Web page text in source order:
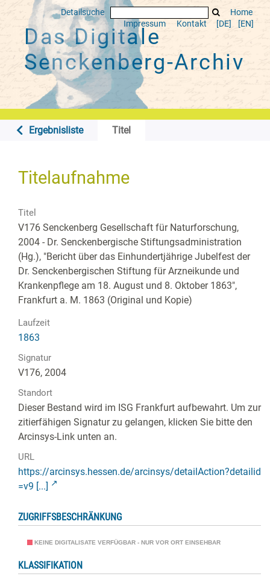
Detailsuche
Home
Impressum
Kontakt [DE] [EN]
Das Digitale
Senckenberg-Archiv
Ergebnisliste Titel
Titelaufnahme
Titel
V176 Senckenberg Gesellschaft für Naturforschung,
2004 - Dr. Senckenbergische Stiftungsadministration
(Hg.), "Bericht über das Einhundertjährige Jubelfest der
Dr. Senckenbergischen Stiftung für Arzneikunde und
Krankenpflege am 18. August und 8. Oktober 1863",
Frankfurt a. M. 1863 (Original und Kopie)
Laufzeit
1863
Signatur
V176, 2004
Standort
Dieser Bestand wird im ISG Frankfurt aufbewahrt. Um zur
zitierfähigen Signatur zu gelangen, klicken Sie bitte den
Arcinsys-Link unten an.
URL
https://arcinsys.hessen.de/arcinsys/detailAction?detailid
=v9 [...]
ZUGRIFFSBESCHRÄNKUNG
KEINE DIGITALISATE VERFÜGBAR - NUR VOR ORT EINSEHBAR
KLASSIFIKATION